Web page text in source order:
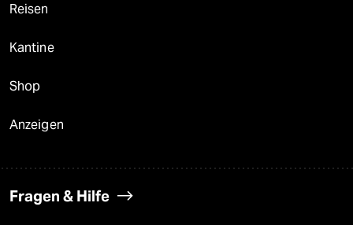
Reisen
Kantine
Shop
Anzeigen
Fragen & Hilfe